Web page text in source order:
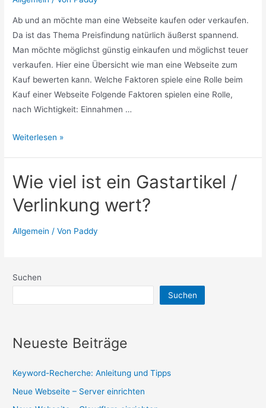
Ab und an möchte man eine Webseite kaufen oder verkaufen.
Da ist das Thema Preisfindung natürlich äußerst spannend.
Man möchte möglichst günstig einkaufen und möglichst teuer
verkaufen. Hier eine Übersicht wie man eine Webseite zum
Kauf bewerten kann. Welche Faktoren spiele eine Rolle beim
Kauf einer Webseite Folgende Faktoren spielen eine Rolle,
nach Wichtigkeit: Einnahmen …
Bewertung
(Kauf
Inhalt
+
Domain)
Weiterlesen »
Wie viel ist ein Gastartikel /
Verlinkung wert?
Allgemein / Von Paddy
Suchen
Suchen
Neueste Beiträge
Keyword-Recherche: Anleitung und Tipps
Neue Webseite – Server einrichten